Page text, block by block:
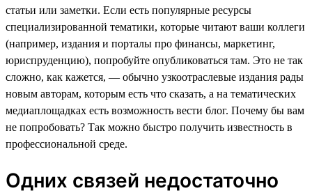
статьи или заметки. Если есть популярные ресурсы
специализированной тематики, которые читают ваши коллеги
(например, издания и порталы про финансы, маркетинг,
юриспруденцию), попробуйте опубликоваться там. Это не так
сложно, как кажется, — обычно узкоотраслевые издания рады
новым авторам, которым есть что сказать, а на тематических
медиаплощадках есть возможность вести блог. Почему бы вам
не попробовать? Так можно быстро получить известность в
профессиональной среде.
Одних связей недостаточно